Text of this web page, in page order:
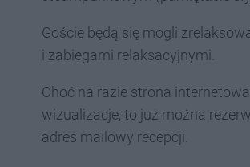
Goście będą się mogli
i zabiegami relaksacyjnymi.
Choć na razie strona
wizualizacje, to już można
adres mailowy recepcji.